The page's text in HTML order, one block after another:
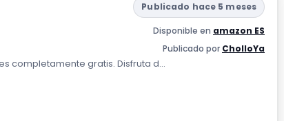
Publicado hace 5 meses
Disponible en amazon ES
Publicado por CholloYa
completamente gratis. Disfruta d...